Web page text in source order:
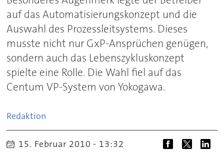
auf das Automatisierungskonzept und die
Auswahl des Prozessleitsystems. Dieses
musste nicht nur GxP-Ansprüchen genügen,
sondern auch das Lebenszykluskonzept
spielte eine Rolle. Die Wahl fiel auf das
Centum VP-System von Yokogawa.
Redaktion
15. Februar 2010 - 13:32